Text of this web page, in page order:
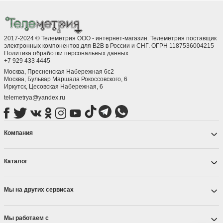
2017-2024 © Телеметрия ООО - интернет-магазин. Телеметрия поставщик
электронных компонентов для B2B в России и СНГ. ОГРН 1187536004215
Политика обработки персональных данных
+7 929 433 4445
Москва, Пресненская Набережная 6с2
Москва, ​Бульвар Маршала Рокоссовского, 6
Иркутск, ​Цесовская Набережная, 6
telemetrya@yandex.ru
Компания
Каталог
Мы на других сервисах
Мы работаем с